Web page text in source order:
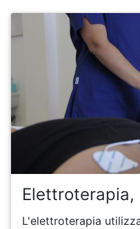
Elettroterapia,
L'elettroterapia